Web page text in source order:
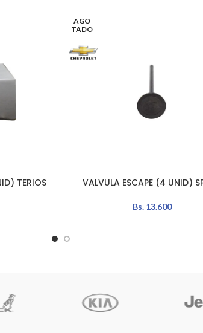
TERIOS
AGO
TADO
LEER MÁS
VALVULA ESCAPE (4 UNID)
Bs. 13.600